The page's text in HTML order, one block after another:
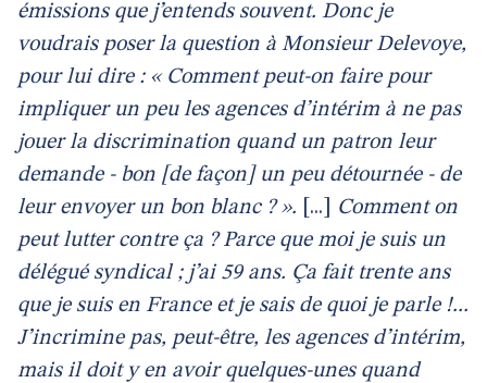
émissions que j’entends souvent. Donc je
voudrais poser la question à Monsieur Delevoye,
pour lui dire : « Comment peut-on faire pour
impliquer un peu les agences d’intérim à ne pas
jouer la discrimination quand un patron leur
demande - bon [de façon] un peu détournée - de
leur envoyer un bon blanc ? ». [...] Comment on
peut lutter contre ça ? Parce que moi je suis un
délégué syndical ; j’ai 59 ans. Ça fait trente ans
que je suis en France et je sais de quoi je parle !...
J’incrimine pas, peut-être, les agences d’intérim,
mais il doit y en avoir quelques-unes quand